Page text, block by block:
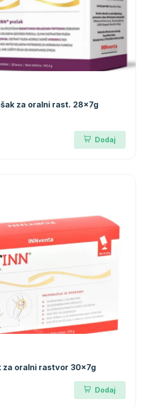
za oralni rast. 28x7g
Dodaj
za oralni rastvor 30x7g
Dodaj